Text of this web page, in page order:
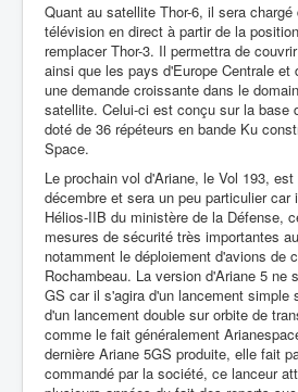
Quant au satellite Thor-6, il sera
télévision en direct à partir de la
remplacer Thor-3. Il permettra de
ainsi que les pays d'Europe Centrale et
une demande croissante dans le
satellite. Celui-ci est conçu sur la base
doté de 36 répéteurs en bande Ku
Space.
Le prochain vol d'Ariane, le Vol 193,
décembre et sera un peu particulier
Hélios-IIB du ministère de la Défense,
mesures de sécurité très importantes
notamment le déploiement d'avions de
Rochambeau. La version d'Ariane 5 ne
GS car il s'agira d'un lancement simple
d'un lancement double sur orbite de
comme le fait généralement
dernière Ariane 5GS produite, elle fait
commandé par la société, ce lanceur